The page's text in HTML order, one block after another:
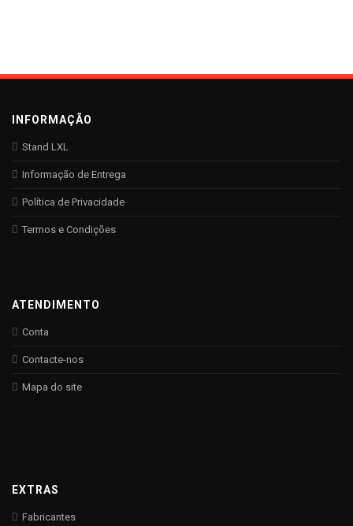
INFORMAÇÃO
Stand LXL
Informação de Entrega
Política de Privacidade
Termos e Condições
ATENDIMENTO
Conta
Contacte-nos
Mapa do site
EXTRAS
Fabricantes